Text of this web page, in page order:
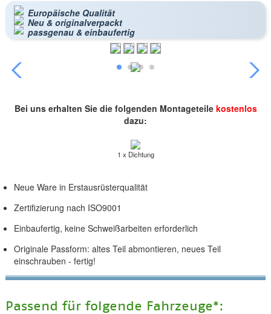
Europäische Qualität
Neu & originalverpackt
passgenau & einbaufertig
Bei uns erhalten Sie die folgenden Montageteile kostenlos
dazu:
1 x Dichtung
Neue Ware in Erstausrüsterqualität
Zertifizierung nach ISO9001
Einbaufertig, keine Schweißarbeiten erforderlich
Originale Passform: altes Teil abmontieren, neues Teil
einschrauben - fertig!
Passend für folgende Fahrzeuge*: